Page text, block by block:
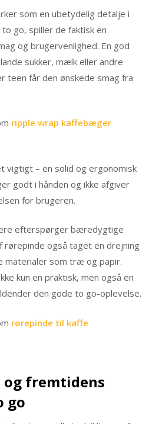
som en ubetydelig detalje i
go, spiller de faktisk en
og brugervenlighed. En god
sukker, mælk eller andre
teen får den ønskede smag fra
ripple wrap kaffebæger
vigtigt – en solid og ergonomisk
godt i hånden og ikke afgiver
for brugeren.
efterspørger bæredygtige
rørepinde også taget en drejning
materialer som træ og papir.
kun en praktisk, men også en
den gode to go-oplevelse.
rørepinde til kaffe
fremtidens
go